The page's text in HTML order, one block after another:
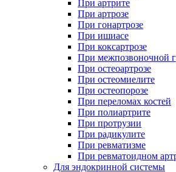
При артрите
При артрозе
При гонартрозе
При ишиасе
При коксартрозе
При межпозвоночной
При остеоартрозе
При остеомиелите
При остеопорозе
При переломах костей
При полиартрите
При протрузии
При радикулите
При ревматизме
При ревматоидном
Для эндокринной системы